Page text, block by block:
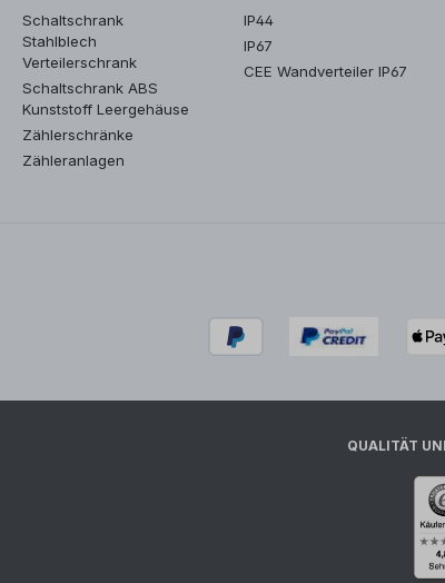
Schaltschrank
Stahlblech
Verteilerschrank
Schaltschrank ABS
Kunststoff Leergehäuse
Zählerschränke
Zähleranlagen
IP44
IP67
CEE Wandverteiler IP67
QUALITÄT